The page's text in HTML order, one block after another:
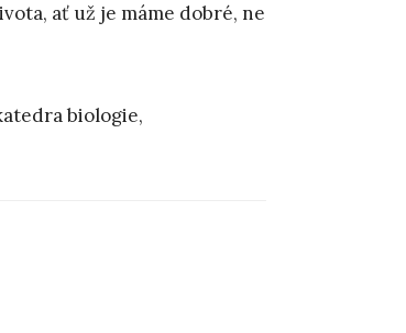
ať už je máme dobré, ne
biologie,